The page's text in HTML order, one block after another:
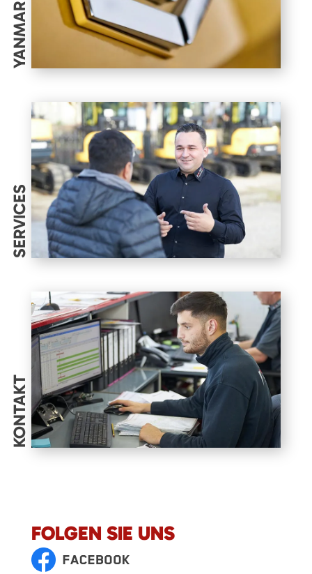
YANMAR
SERVICES
KONTAKT
FOLGEN SIE UNS